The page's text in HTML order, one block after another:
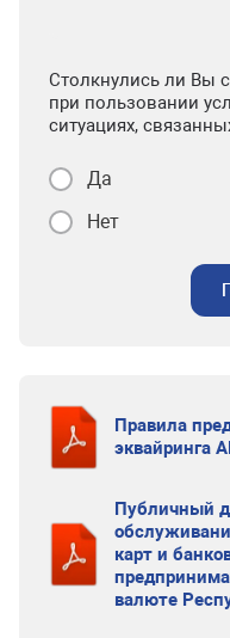
Столкнулись ли Вы
при пользовании
ситуациях,
Да
Нет
Правила
эквайринга
Публичный
карт и
валюте